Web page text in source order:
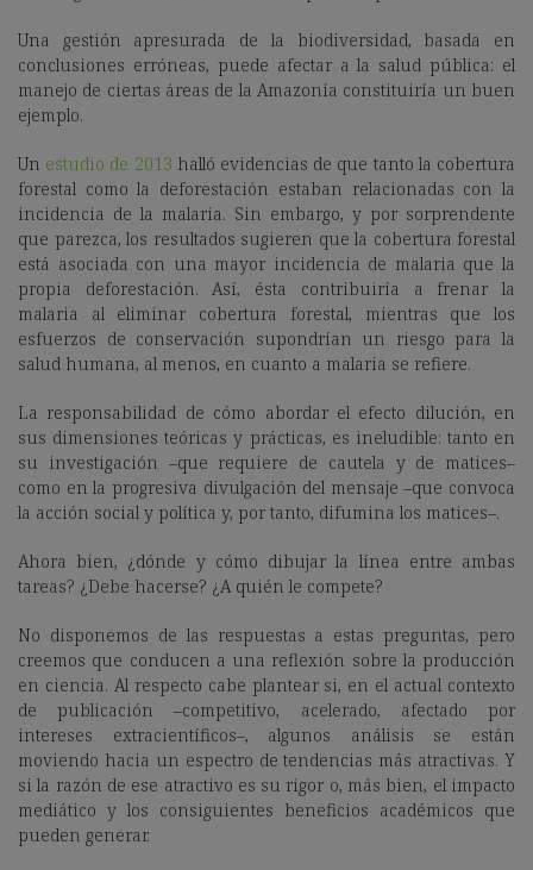
Una gestión apresurada de la biodiversidad, basada en
conclusiones erróneas, puede afectar a la salud pública: el
manejo de ciertas áreas de la Amazonía constituiría un buen
ejemplo.
Un estudio de 2013 halló evidencias de que tanto la cobertura
forestal como la deforestación estaban relacionadas con la
incidencia de la malaria. Sin embargo, y por sorprendente
que parezca, los resultados sugieren que la cobertura forestal
está asociada con una mayor incidencia de malaria que la
propia deforestación. Así, ésta contribuiría a frenar la
malaria al eliminar cobertura forestal, mientras que los
esfuerzos de conservación supondrían un riesgo para la
salud humana, al menos, en cuanto a malaria se refiere.
La responsabilidad de cómo abordar el efecto dilución, en
sus dimensiones teóricas y prácticas, es ineludible: tanto en
su investigación –que requiere de cautela y de matices–
como en la progresiva divulgación del mensaje –que convoca
la acción social y política y, por tanto, difumina los matices–.
Ahora bien, ¿dónde y cómo dibujar la línea entre ambas
tareas? ¿Debe hacerse? ¿A quién le compete?
No disponemos de las respuestas a estas preguntas, pero
creemos que conducen a una reflexión sobre la producción
en ciencia. Al respecto cabe plantear si, en el actual contexto
de publicación –competitivo, acelerado, afectado por
intereses extracientíficos–, algunos análisis se están
moviendo hacia un espectro de tendencias más atractivas. Y
si la razón de ese atractivo es su rigor o, más bien, el impacto
mediático y los consiguientes beneficios académicos que
pueden generar.